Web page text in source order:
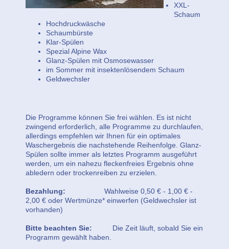
XXL-
Schaum
Hochdruckwäsche
Schaumbürste
Klar-Spülen
Spezial Alpine Wax
Glanz-Spülen mit Osmosewasser
im Sommer mit insektenlösendem Schaum
Geldwechsler
Die Programme können Sie frei wählen. Es ist nicht
zwingend erforderlich, alle Programme zu durchlaufen,
allerdings empfehlen wir Ihnen für ein optimales
Waschergebnis die nachstehende Reihenfolge. Glanz-
Spülen sollte immer als letztes Programm ausgeführt
werden, um ein nahezu fleckenfreies Ergebnis ohne
abledern oder trockenreiben zu erzielen.
Bezahlung: Wahlweise 0,50 € - 1,00 € -
2,00 € oder Wertmünze* einwerfen (Geldwechsler ist
vorhanden)
Bitte beachten Sie:
Die Zeit läuft, sobald Sie ein
Programm gewählt haben.